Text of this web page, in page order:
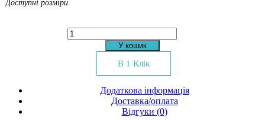
Доступні розміри
Килим
16286
кількість
У кошик
В 1 Клік
Додаткова інформація
Доставка/оплата
Відгуки (0)